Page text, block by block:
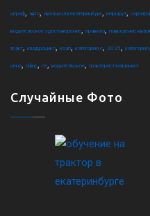
штраф авто автошкола екатеринбург маршрут
водительское удостоверение правила повышение
тракт квадроцикл коап категория c 2025 категория
цена офис ce водительское тракторист-машинист
Случайные Фото